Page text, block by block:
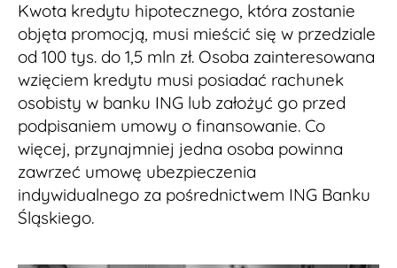
Kwota kredytu hipotecznego, która zostanie
objęta promocją, musi mieścić się w przedziale
od 100 tys. do 1,5 mln zł. Osoba zainteresowana
wzięciem kredytu musi posiadać rachunek
osobisty w banku ING lub założyć go przed
podpisaniem umowy o finansowanie. Co
więcej, przynajmniej jedna osoba powinna
zawrzeć umowę ubezpieczenia
indywidualnego za pośrednictwem ING Banku
Śląskiego.